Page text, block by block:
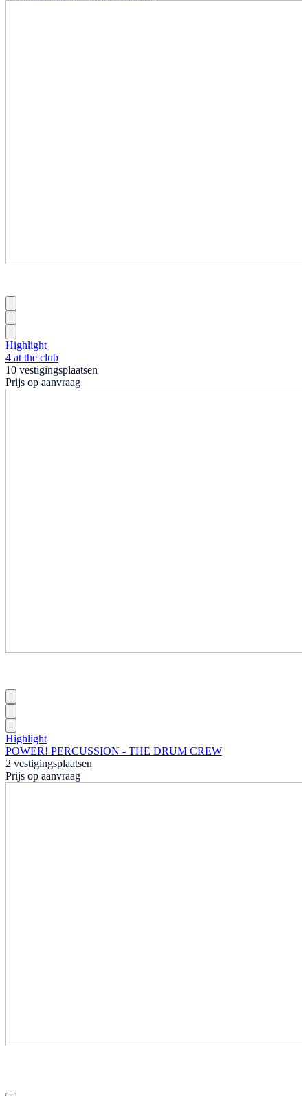
Highlight
4 at the club
10 vestigingsplaatsen
Prijs op aanvraag
Highlight
POWER! PERCUSSION - THE DRUM CREW
2 vestigingsplaatsen
Prijs op aanvraag